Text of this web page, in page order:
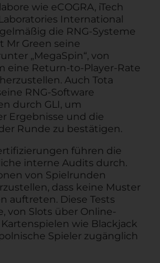
wie eCOGRA, iTech
International
die RNG-Systeme
Mr Green seine
„MegaSpin“, von
eine Return-to-Player-Rate
Auch Tota
RNG-Software
durch GLI, um
Ergebnisse und die
Runde zu bestätigen.
führen die
interne Audits durch.
von Spielrunden
dass keine Muster
auftreten. Diese Tests
von Slots über Online-
wie Blackjack
Spieler zugänglich